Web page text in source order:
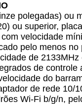
polegadas) ou
ou superior,
velocidade
pelo menos
de
de
do
de rede 10/
Wi-Fi b/g/n,